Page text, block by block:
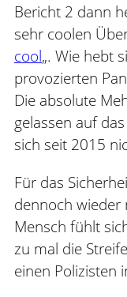
Bericht 2 dann
sehr coolen
cool„. Wie hebt
provozierten
Die absolute
gelassen auf
sich seit 2015
Für das
dennoch wieder
Mensch fühlt
zu mal die
einen Polizisten